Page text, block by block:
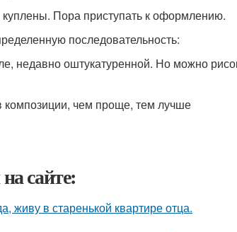
Пора приступать к оформлению.
последовательность:
недавно оштукатуренной. Но можно
композиции, чем проще, тем лучше
сайте:
живу в старенькой квартире отца.